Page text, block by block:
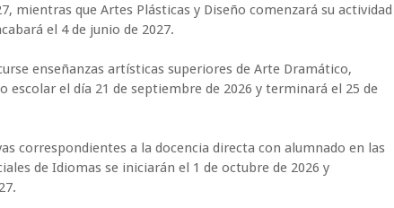
mientras que Artes Plásticas y Diseño comenzará su actividad
el 4 de junio de 2027.
enseñanzas artísticas superiores de Arte Dramático,
escolar el día 21 de septiembre de 2026 y terminará el 25 de
correspondientes a la docencia directa con alumnado en las
de Idiomas se iniciarán el 1 de octubre de 2026 y